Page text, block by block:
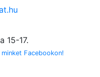
15-17.
minket Facebookon!